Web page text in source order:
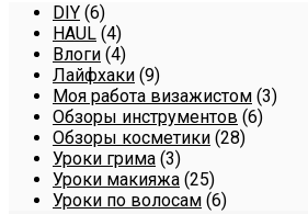
DIY (6)
HAUL (4)
Влоги (4)
Лайфхаки (9)
Моя работа визажистом (3)
Обзоры инструментов (6)
Обзоры косметики (28)
Уроки грима (3)
Уроки макияжа (25)
Уроки по волосам (6)